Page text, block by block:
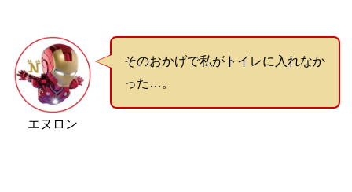
エヌロン
そのおかげで私がトイレに入れなか
った…。